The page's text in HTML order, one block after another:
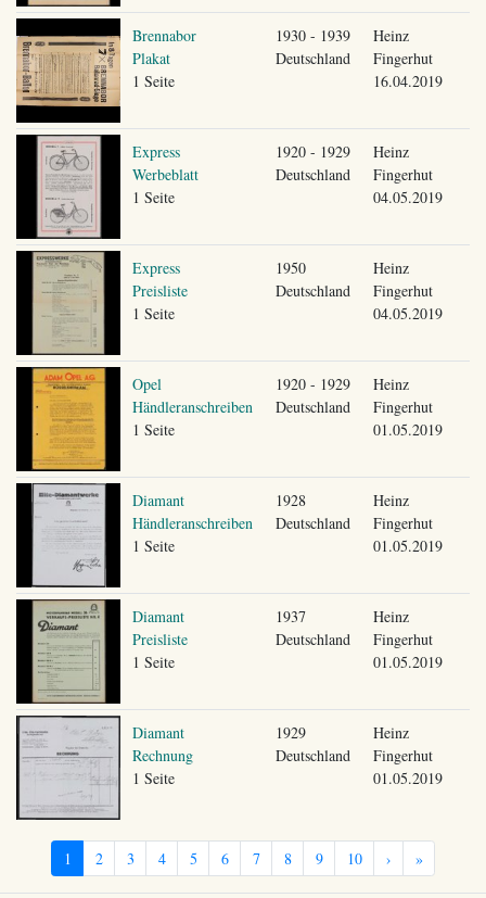
Brennabor
Plakat
1 Seite
1930 - 1939
Deutschland
Heinz
Fingerhut
16.04.2019
Express
Werbeblatt
1 Seite
1920 - 1929
Deutschland
Heinz
Fingerhut
04.05.2019
Express
Preisliste
1 Seite
1950
Deutschland
Heinz
Fingerhut
04.05.2019
Opel
Händleranschreiben
1 Seite
1920 - 1929
Deutschland
Heinz
Fingerhut
01.05.2019
Diamant
Händleranschreiben
1 Seite
1928
Deutschland
Heinz
Fingerhut
01.05.2019
Diamant
Preisliste
1 Seite
1937
Deutschland
Heinz
Fingerhut
01.05.2019
Diamant
Rechnung
1 Seite
1929
Deutschland
Heinz
Fingerhut
01.05.2019
1 2 3 4 5 6 7 8 9 10 › »